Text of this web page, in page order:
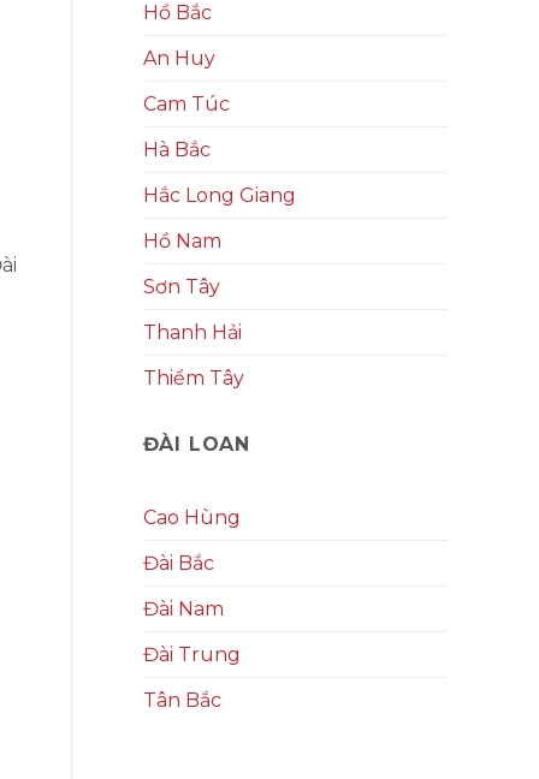
Hồ Bắc
An Huy
Cam Túc
Hà Bắc
Hắc Long Giang
Hồ Nam
Sơn Tây
Thanh Hải
Thiểm Tây
ĐÀI LOAN
Cao Hùng
Đài Bắc
Đài Nam
Đài Trung
Tân Bắc